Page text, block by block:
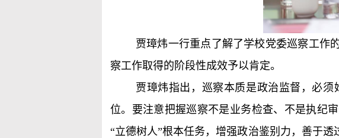
贾璋炜一行重点了解了学校党委巡察工作
察工作取得的阶段性成效予以肯定。
贾璋炜指出，巡察本质是政治监督，必
位。要注意把握巡察不是业务检查、不是执纪
“立德树人”根本任务，增强政治鉴别力，善于